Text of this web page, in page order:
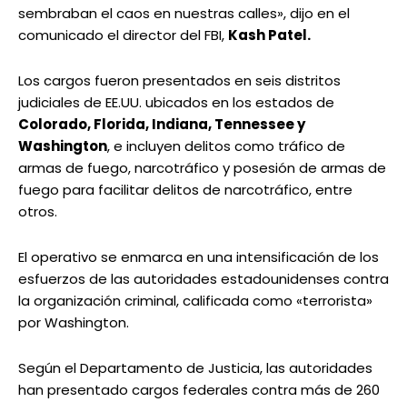
sembraban el caos en nuestras calles», dijo en el
comunicado el director del FBI, Kash Patel.
Los cargos fueron presentados en seis distritos
judiciales de EE.UU. ubicados en los estados de
Colorado, Florida, Indiana, Tennessee y
Washington, e incluyen delitos como tráfico de
armas de fuego, narcotráfico y posesión de armas de
fuego para facilitar delitos de narcotráfico, entre
otros.
El operativo se enmarca en una intensificación de los
esfuerzos de las autoridades estadounidenses contra
la organización criminal, calificada como «terrorista»
por Washington.
Según el Departamento de Justicia, las autoridades
han presentado cargos federales contra más de 260